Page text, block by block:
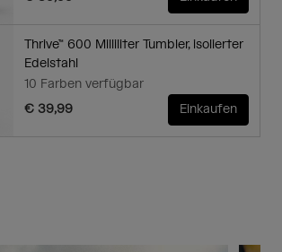
Thrive™ 600 Milliliter Tumbler, isolierter
Edelstahl
10 Farben verfügbar
€ 39,99
Einkaufen